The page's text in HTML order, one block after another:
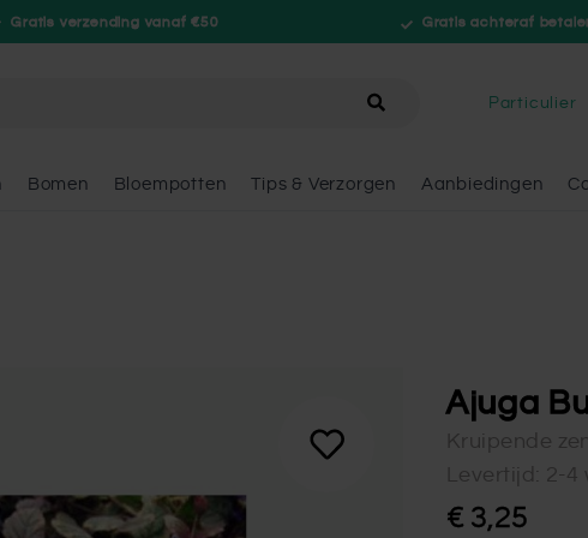
Gratis verzending vanaf €50 Gratis achteraf
Bomen Bloempotten Tips & Verzorgen Aanbiedingen
Particulier
Ajuga
Kruipende
Levertijd: 2-4
€ 3,25